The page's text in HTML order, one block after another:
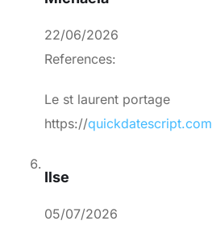
22/06/2026
References:
Le st laurent portage
https://quickdatescript.com
Ilse
05/07/2026